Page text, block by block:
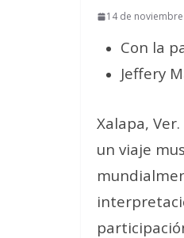
14 de
Con la
Jeffery
Xalapa,
un viaje